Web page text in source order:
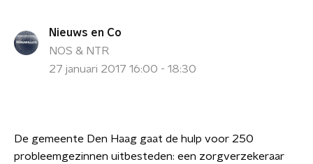
Nieuws en Co
NOS & NTR
27 januari 2017 16:00 - 18:30
De gemeente Den Haag gaat de hulp voor 250
probleemgezinnen uitbesteden: een zorgverzekeraar